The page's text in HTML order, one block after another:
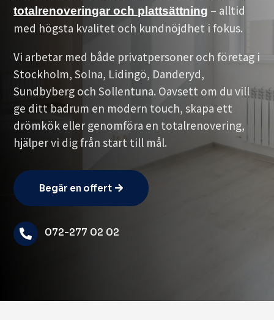
totalrenoveringar och plattsättning – alltid
med högsta kvalitet och kundnöjdhet i fokus.
Vi arbetar med både privatpersoner och företag i
Stockholm, Solna, Lidingö, Danderyd,
Sundbyberg och Sollentuna. Oavsett om du vill
ge ditt badrum en modern touch, skapa ett
drömkök eller genomföra en totalrenovering,
hjälper vi dig från start till mål.
Begär en offert
 072-277 02 02